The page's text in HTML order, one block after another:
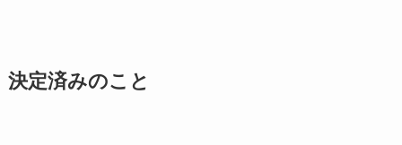
決定済みのこと